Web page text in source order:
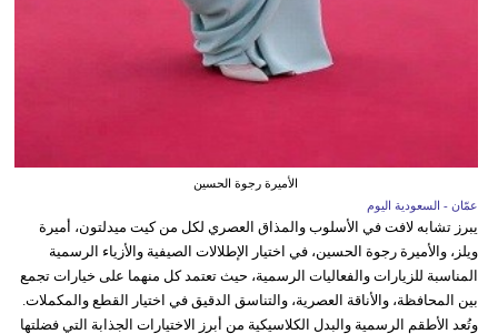
الأميرة رجوة الحسين
عمّان - السعودية اليوم
يبرز تشابه لافت في الأسلوب والمذاق العصري لكل من كيت ميدلتون، أميرة
ويلز، والأميرة رجوة الحسين، في اختيار الإطلالات الصيفية والأزياء الرسمية
المناسبة للزيارات والفعاليات الرسمية، حيث تعتمد كل منهما على خيارات تجمع
بين المحافظة، والأناقة العصرية، والتناسق الدقيق في اختيار القطع والمكملات.
وتُعد الأطقم الرسمية والبدل الكلاسيكية من أبرز الاختيارات الجذابة التي فضلتها